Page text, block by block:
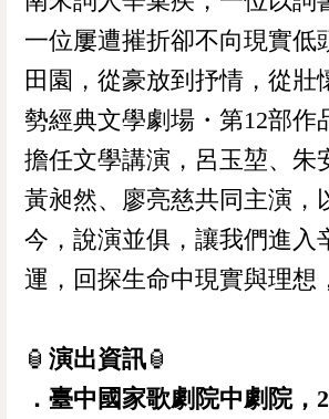
一位屢遭摧折卻不向現實低
田園，從豪放到抒情，從
勢經典文學劇場・第12部
擔任文學講演，呂玉堃、朱
黃昶然、廖亮慈共同主演，
今，說演並俱，讓我們進入
運，回探生命中現實與理想
🏮 演出資訊🏮
．臺中國家歌劇院中劇院，